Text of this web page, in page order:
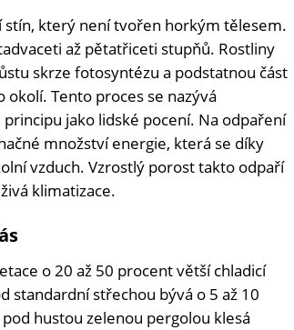
který není tvořen horkým tělesem.
až pětatřiceti stupňů. Rostliny
skrze fotosyntézu a podstatnou část
Tento proces se nazývá
jako lidské pocení. Na odpaření
množství energie, která se díky
vzduch. Vzrostlý porost takto odpaří
klimatizace.
o 20 až 50 procent větší chladicí
standardní střechou bývá o 5 až 10
hustou zelenou pergolou klesá